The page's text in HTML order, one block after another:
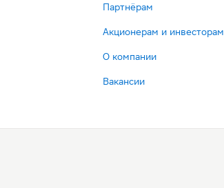
Партнёрам
Акционерам и инвесторам
О компании
Вакансии